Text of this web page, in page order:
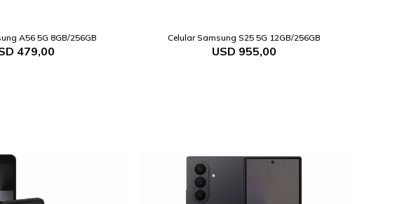
A56 5G 8GB/256GB
479,00
Celular Samsung S25 5G 12GB/256GB
USD 955,00